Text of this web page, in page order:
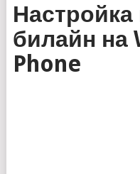
Настройка
билайн на
Phone